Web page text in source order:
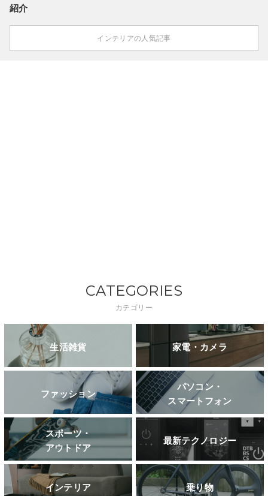
紹介
インテリアの人気記事
CATEGORIES
カテゴリー
生活雑貨 家電・カメラ
ファッション
パソコン・
スマートフォン
スポーツ・
アウトドア
最新テクノロジー
インテリア 乗り物